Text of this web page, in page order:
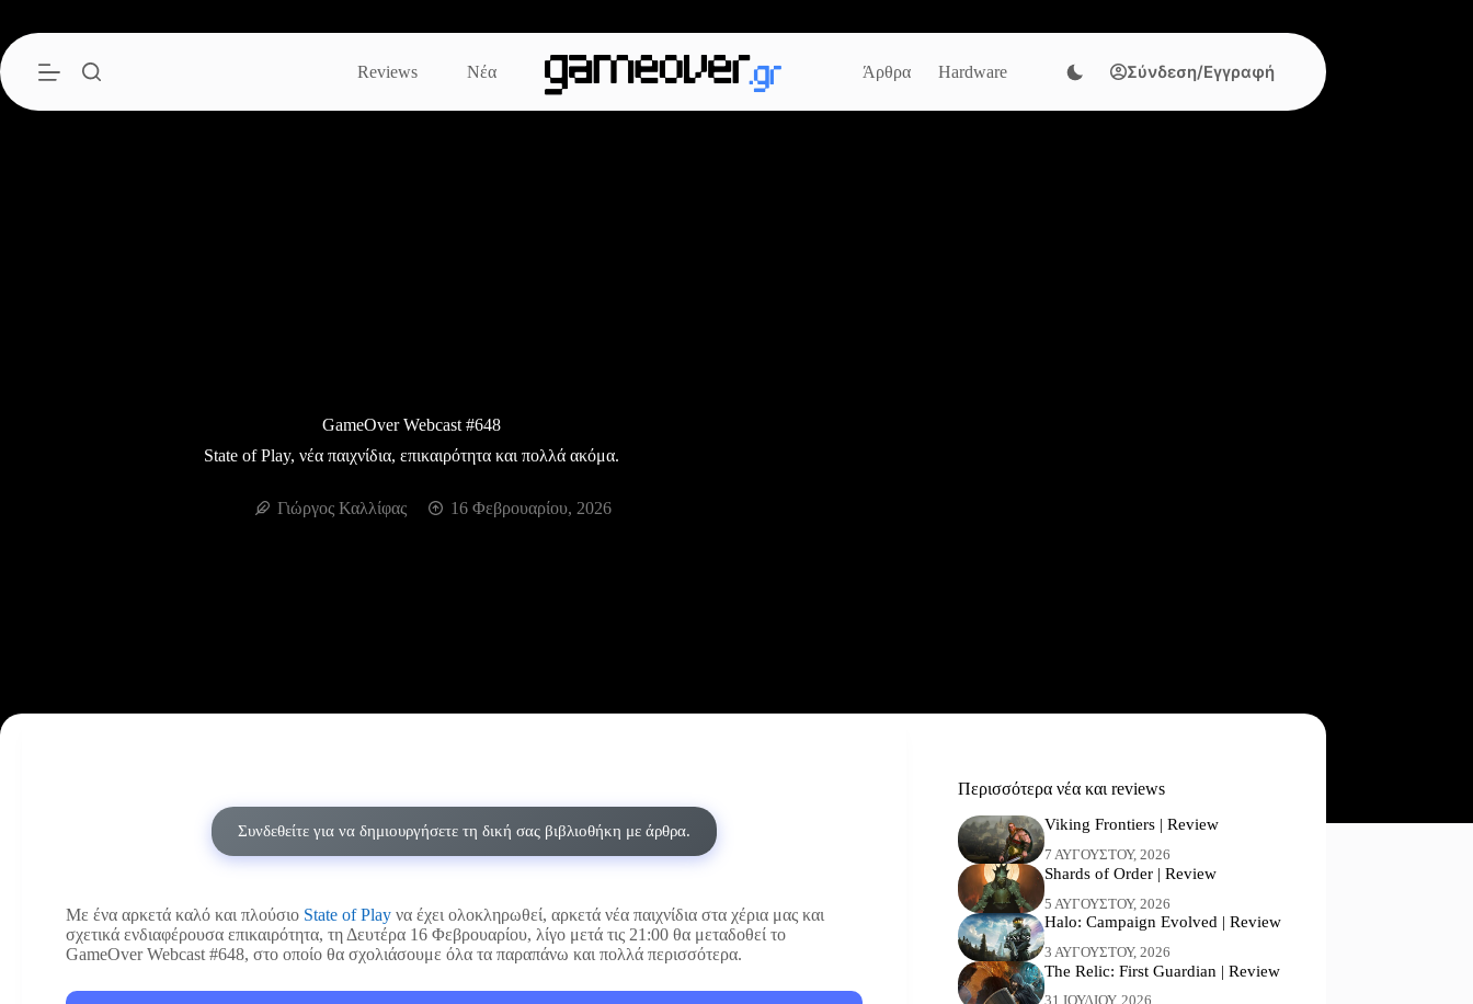
περιεχόμενο
Reviews
Νέα Άρθρα Hardware Σύνδεση/Εγγραφή
GameOver Webcast #648
State of Play, νέα παιχνίδια, επικαιρότητα και πολλά ακόμα.
Γιώργος Καλλίφας 16 Φεβρουαρίου, 2026
Συνδεθείτε για να δημιουργήσετε τη δική σας βιβλιοθήκη με άρθρα.
Με ένα αρκετά καλό και πλούσιο State of Play να έχει ολοκληρωθεί, αρκετά νέα παιχνίδια στα χέρια μας και
σχετικά ενδιαφέρουσα επικαιρότητα, τη Δευτέρα 16 Φεβρουαρίου, λίγο μετά τις 21:00 θα μεταδοθεί το
GameOver Webcast #648, στο οποίο θα σχολιάσουμε όλα τα παραπάνω και πολλά περισσότερα.
Περισσότερα νέα και reviews
Viking Frontiers | Review
7 ΑΥΓΟΎΣΤΟΥ, 2026
Shards of Order | Review
5 ΑΥΓΟΎΣΤΟΥ, 2026
Halo: Campaign Evolved | Review
3 ΑΥΓΟΎΣΤΟΥ, 2026
The Relic: First Guardian | Review
31 ΙΟΥΛΊΟΥ, 2026